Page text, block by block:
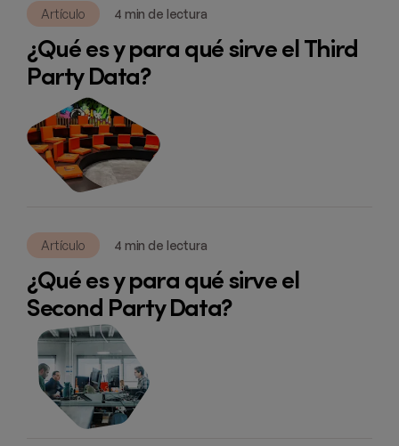
Artículo 4 min de lectura
¿Qué es y para qué sirve el Third
Party Data?
Artículo 4 min de lectura
¿Qué es y para qué sirve el
Second Party Data?